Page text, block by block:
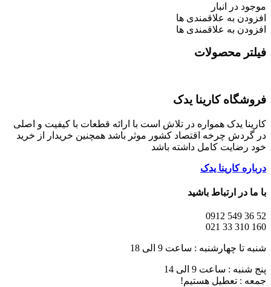
موجود در انبار
افزودن به علاقمندی ها
افزودن به علاقمندی ها
فیلتر محصولات
فروشگاه کارینا یدک
کارینا یدک همواره در تلاش است با ارائه قطعات با کیفیت و اصلی
در گردش چرخه اقتصاد کشور موثر باشد همچنین خریدار از خرید
خود رضایت کامل داشته باشد
درباره کارینا یدک
با ما در ارتباط باشید
52 36 549 0912
160 310 33 021
شنبه تا چهارشنبه : ساعت 9 الی 18
پنج شنبه : ساعت 9 الی 14
جمعه : تعطیل هستیم!